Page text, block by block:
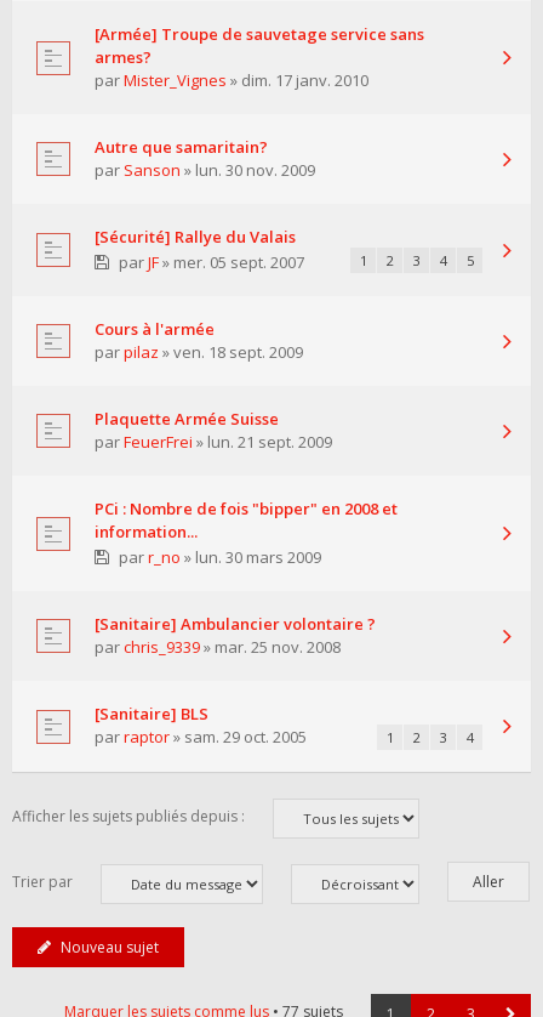
[Armée] Troupe de sauvetage service sans
armes?
parMister_Vignes » dim. 17 janv. 2010
Autre que samaritain?
par Sanson » lun. 30 nov. 2009
[Sécurité] Rallye du Valais
parJF» mer. 05 sept. 2007 1 2 3 4 5
Cours à l'armée
parpilaz » ven. 18 sept. 2009
Plaquette Armée Suisse
parFeuerFrei » lun. 21 sept. 2009
PCi : Nombre de fois "bipper" en 2008 et
information...
parr_no » lun. 30 mars 2009
[Sanitaire] Ambulancier volontaire ?
parchris_9339» mar. 25 nov. 2008
[Sanitaire] BLS
parraptor» sam. 29 oct. 2005 1 2 3 4
Afficher les sujets publiés depuis :
Trier par
Nouveau sujet
Marquer les sujets comme lus • 77 sujets